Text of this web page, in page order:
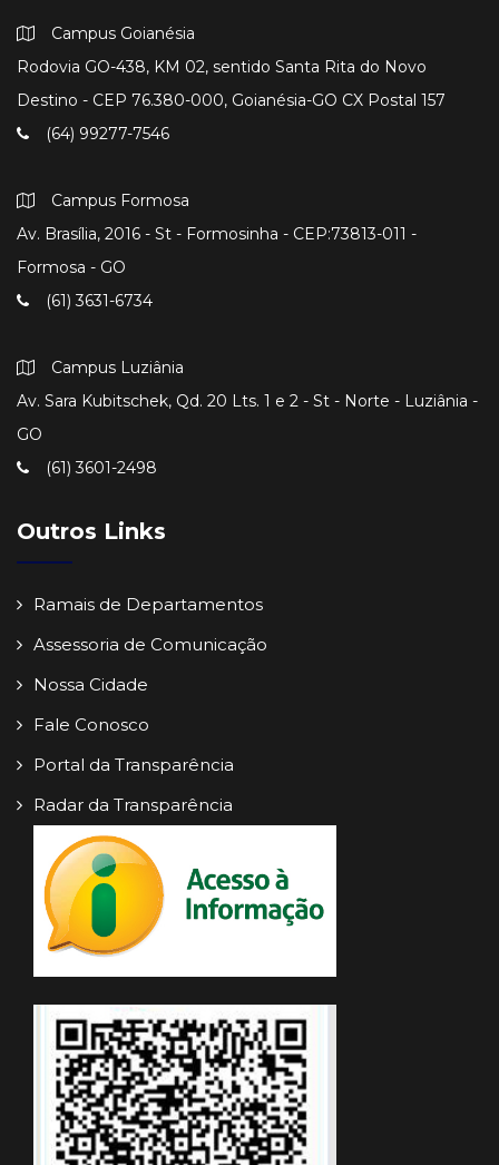
Campus Goianésia
Rodovia GO-438, KM 02, sentido Santa Rita do Novo
Destino - CEP 76.380-000, Goianésia-GO CX Postal 157
(64) 99277-7546
Campus Formosa
Av. Brasília, 2016 - St - Formosinha - CEP:73813-011 -
Formosa - GO
(61) 3631-6734
Campus Luziânia
Av. Sara Kubitschek, Qd. 20 Lts. 1 e 2 - St - Norte - Luziânia -
GO
(61) 3601-2498
Outros Links
Ramais de Departamentos
Assessoria de Comunicação
Nossa Cidade
Fale Conosco
Portal da Transparência
Radar da Transparência